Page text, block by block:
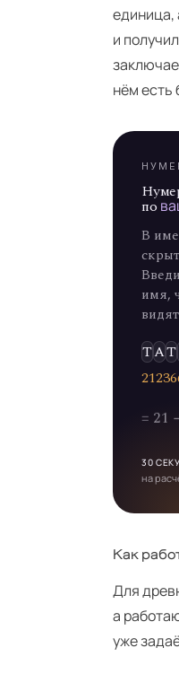
единица,
и
нём есть
Я
по
В
имя,
ТАТ
21236
= 21
30
на
Как
Для
а
уже